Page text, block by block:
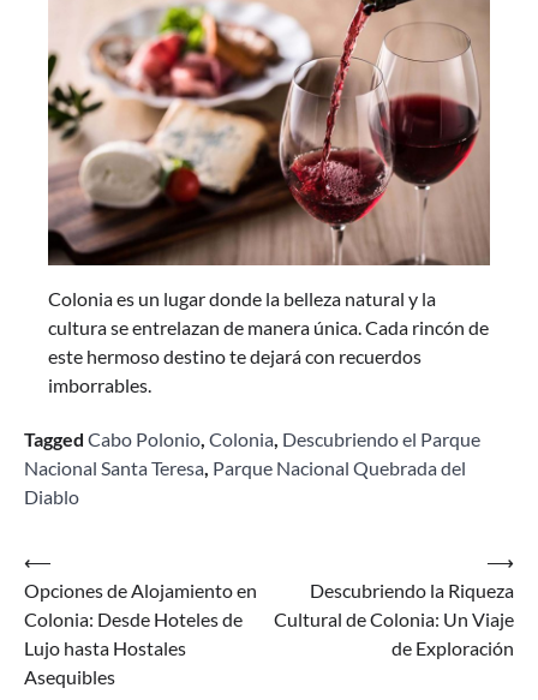
Colonia es un lugar donde la belleza natural y la
cultura se entrelazan de manera única. Cada rincón de
este hermoso destino te dejará con recuerdos
imborrables.
Tagged Cabo Polonio, Colonia, Descubriendo el Parque
Nacional Santa Teresa, Parque Nacional Quebrada del
Diablo
Navegación
de
entradas
⟵
Opciones de Alojamiento en
Colonia: Desde Hoteles de
Lujo hasta Hostales
Asequibles
Descubriendo la Riqueza
Cultural de Colonia: Un Viaje
de Exploración
⟶